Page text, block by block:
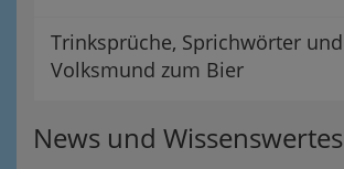
Trinksprüche, Sprichwörter und
Volksmund zum Bier
News und Wissenswertes